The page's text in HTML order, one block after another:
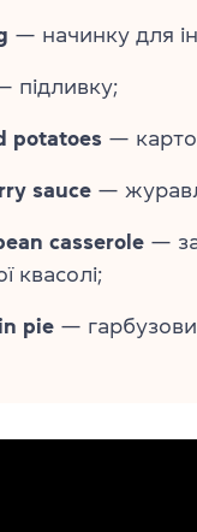
— начинку для
підливку;
potatoes —
sauce —
casserole —
квасолі;
pie —